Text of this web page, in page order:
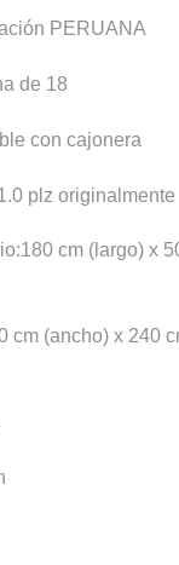
es:
S/
PERUANA
de 18
con cajonera
plz originalmente
cm (largo) x
cm (ancho) x 240